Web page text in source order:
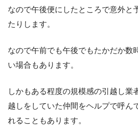
なので午後便にしたところで意外と
たりします。
なので午前でも午後でもたかだか数
い場合もあります。
しかもある程度の規模感の引越し業
越しをしていた仲間をヘルプで呼ん
れることもあります。